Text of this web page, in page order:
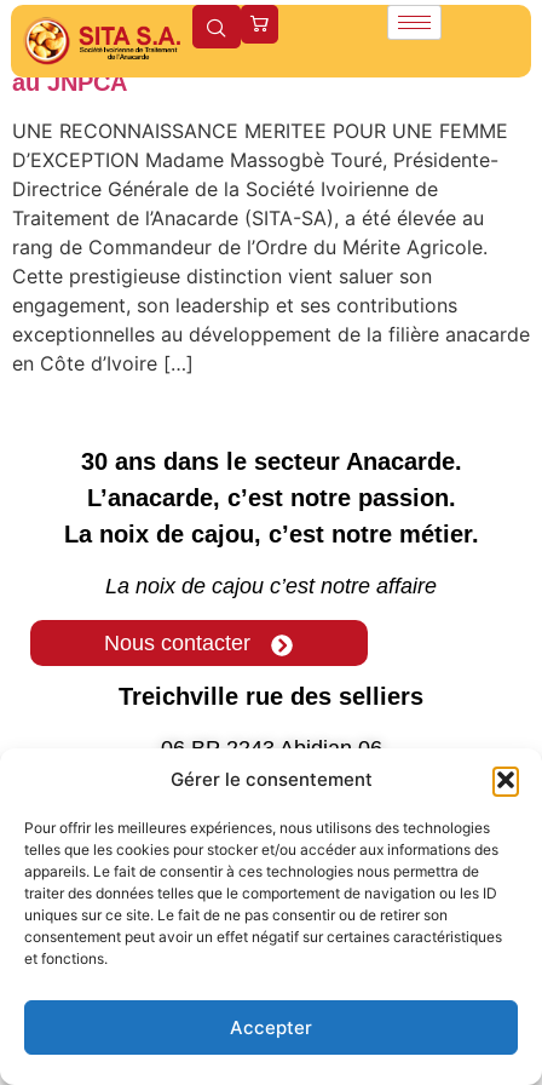
Gérer le consentement
Pour offrir les meilleures expériences, nous utilisons des technologies
telles que les cookies pour stocker et/ou accéder aux informations des
appareils. Le fait de consentir à ces technologies nous permettra de
traiter des données telles que le comportement de navigation ou les ID
uniques sur ce site. Le fait de ne pas consentir ou de retirer son
consentement peut avoir un effet négatif sur certaines caractéristiques
et fonctions.
Accepter
Massogbè TOURE honorée par le prix
Commandeur de l’ordre du mérite agricole
au JNPCA
UNE RECONNAISSANCE MERITEE POUR UNE FEMME
D’EXCEPTION Madame Massogbè Touré, Présidente-
Directrice Générale de la Société Ivoirienne de
Traitement de l’Anacarde (SITA-SA), a été élevée au
rang de Commandeur de l’Ordre du Mérite Agricole.
Cette prestigieuse distinction vient saluer son
engagement, son leadership et ses contributions
exceptionnelles au développement de la filière anacarde
en Côte d’Ivoire […]
30 ans dans le secteur Anacarde.
L’anacarde, c’est notre passion.
La noix de cajou, c’est notre métier.
La noix de cajou c’est notre affaire
Nous contacter
Treichville rue des selliers
06 BP 2243 Abidjan 06
( +225 ) 0769582524
Commercial01@sita-sa.com
sitasa06@yahoo.fr
politique de confidentialite